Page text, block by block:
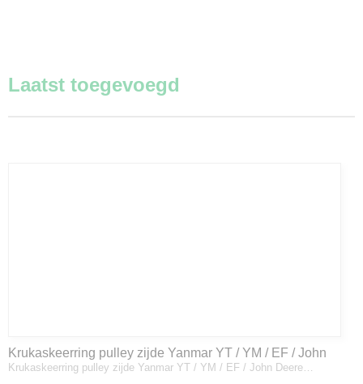
Laatst toegevoegd
Krukaskeerring pulley zijde Yanmar YT / YM / EF / John
Deere - 119934-01800
Krukaskeerring pulley zijde Yanmar YT / YM / EF / John Deere…